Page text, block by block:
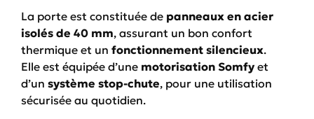
La porte est constituée de panneaux en acier
isolés de 40 mm, assurant un bon confort
thermique et un fonctionnement silencieux.
Elle est équipée d’une motorisation Somfy et
d’un système stop-chute, pour une utilisation
sécurisée au quotidien.